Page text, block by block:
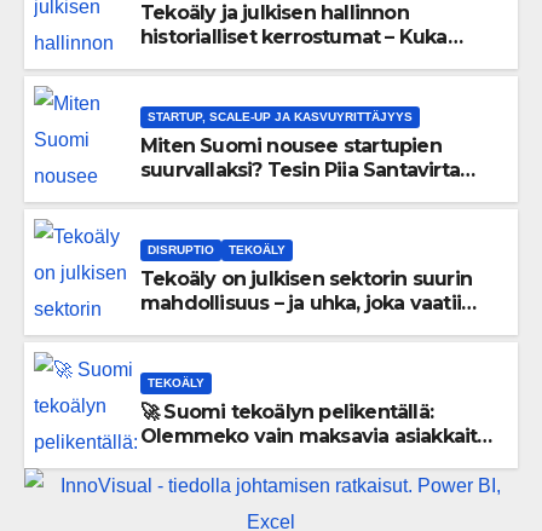
Tekoäly ja julkisen hallinnon
historialliset kerrostumat – Kuka
STARTUP, SCALE-UP JA KASVUYRITTÄJYYS
Miten Suomi nousee startupien
suurvallaksi? Tesin Piia Santavirta
DISRUPTIO TEKOÄLY
Tekoäly on julkisen sektorin suurin
mahdollisuus – ja uhka, joka vaatii
TEKOÄLY
🚀 Suomi tekoälyn pelikentällä:
Olemmeko vain maksavia asiakkaita
gigatehtaan?